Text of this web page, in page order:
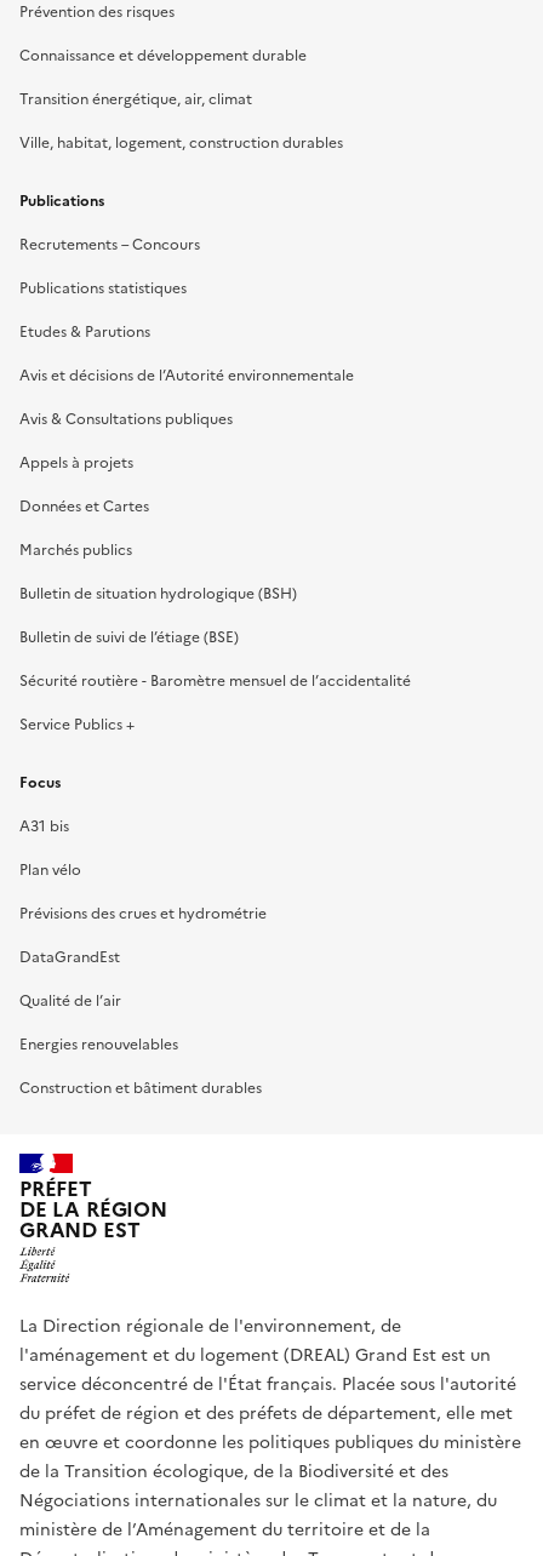
Prévention des risques
Connaissance et développement durable
Transition énergétique, air, climat
Ville, habitat, logement, construction durables
Publications
Recrutements – Concours
Publications statistiques
Etudes & Parutions
Avis et décisions de l’Autorité environnementale
Avis & Consultations publiques
Appels à projets
Données et Cartes
Marchés publics
Bulletin de situation hydrologique (BSH)
Bulletin de suivi de l’étiage (BSE)
Sécurité routière - Baromètre mensuel de l’accidentalité
Service Publics +
Focus
A31 bis
Plan vélo
Prévisions des crues et hydrométrie
DataGrandEst
Qualité de l’air
Energies renouvelables
Construction et bâtiment durables
PRÉFET
DE LA RÉGION
GRAND EST
La Direction régionale de l'environnement, de
l'aménagement et du logement (DREAL) Grand Est est un
service déconcentré de l'État français. Placée sous l'autorité
du préfet de région et des préfets de département, elle met
en œuvre et coordonne les politiques publiques du ministère
de la Transition écologique, de la Biodiversité et des
Négociations internationales sur le climat et la nature, du
ministère de l’Aménagement du territoire et de la